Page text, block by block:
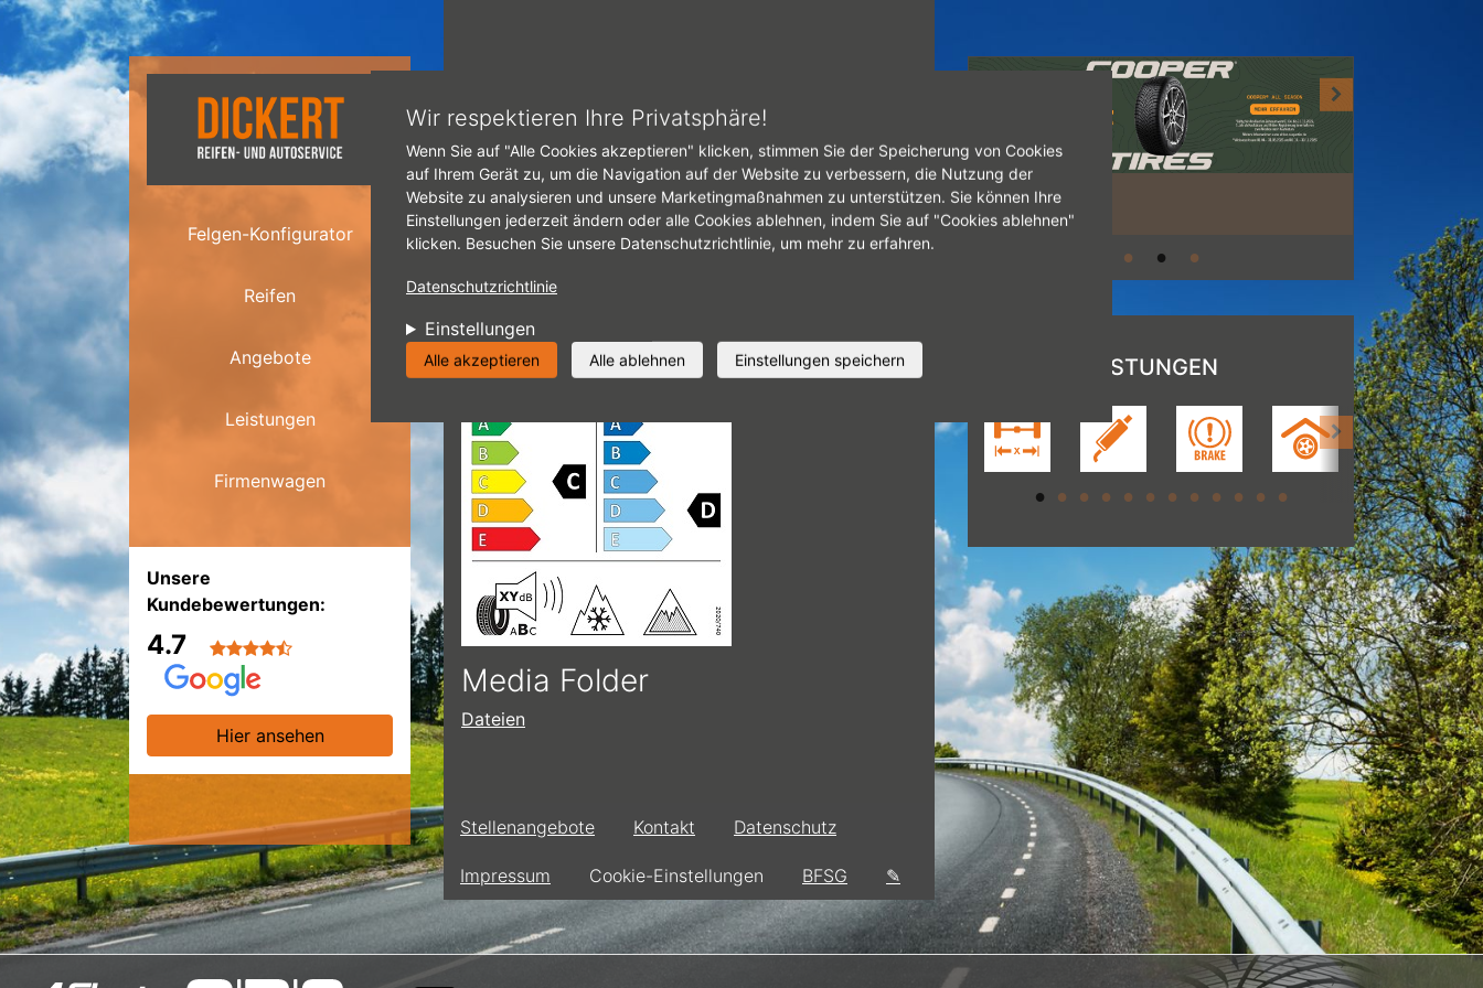
Wir respektieren Ihre Privatsphäre!
Wenn Sie auf "Alle Cookies akzeptieren" klicken, stimmen Sie der Speicherung von Cookies
auf Ihrem Gerät zu, um die Navigation auf der Website zu verbessern, die Nutzung der
Website zu analysieren und unsere Marketingmaßnahmen zu unterstützen. Sie können Ihre
Einstellungen jederzeit ändern oder alle Cookies ablehnen, indem Sie auf "Cookies ablehnen"
klicken. Besuchen Sie unsere Datenschutzrichtlinie, um mehr zu erfahren.
Datenschutzrichtlinie
Einstellungen
Alle akzeptieren Alle ablehnen Einstellungen speichern
Direkt zum Inhalt
Felgen-Konfigurator
Reifen
Angebote
Leistungen
Firmenwagen
Unsere
Kundebewertungen:
4.7
Hier ansehen
EU-
REIFENLABEL.JPG
Media Folder
Dateien
Stellenangebote Kontakt Datenschutz
Impressum Cookie-Einstellungen BFSG ✎
UNSERE LEISTUNGEN
[Achsvermessung>[Auspuffservice>[Bremsenservice>[Einlagerung>[HU/AU>